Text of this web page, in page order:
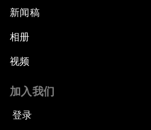
新闻稿
相册
视频
加入我们
登录